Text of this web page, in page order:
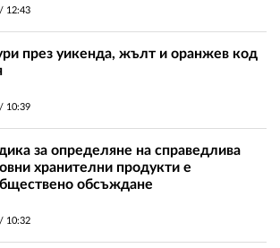
12:43
през уикенда, жълт и оранжев код
10:39
за определяне на справедлива
хранителни продукти е
обсъждане
10:32